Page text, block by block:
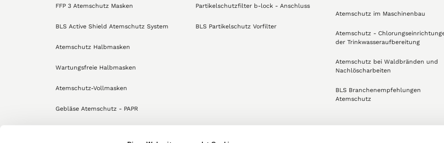
FFP 3 Atemschutz Masken
BLS Active Shield Atemschutz System
Atemschutz Halbmasken
Wartungsfreie Halbmasken
Atemschutz-Vollmasken
Gebläse Atemschutz - PAPR
Partikelschutzfilter b-lock - Anschluss
BLS Partikelschutz Vorfilter
Atemschutz im Maschinenbau
Atemschutz -
der Trinkwasseraufbereitung
Atemschutz bei Waldbränden und
Nachlöscharbeiten
BLS Branchenempfehlungen
Atemschutz